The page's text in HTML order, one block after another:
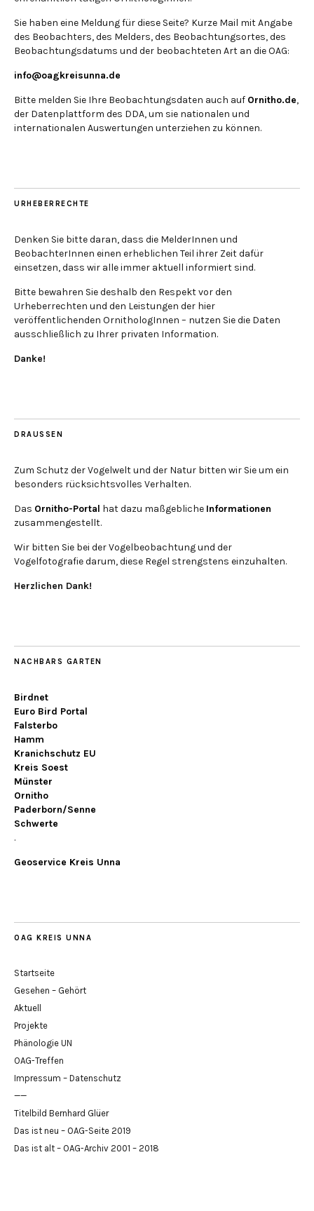
Sie haben eine Meldung für diese Seite? Kurze Mail mit Angabe
des Beobachters, des Melders, des Beobachtungsortes, des
Beobachtungsdatums und der beobachteten Art an die OAG:
info@oagkreisunna.de
Bitte melden Sie Ihre Beobachtungsdaten auch auf Ornitho.de,
der Datenplattform des DDA, um sie nationalen und
internationalen Auswertungen unterziehen zu können.
URHEBERRECHTE
Denken Sie bitte daran, dass die MelderInnen und
BeobachterInnen einen erheblichen Teil ihrer Zeit dafür
einsetzen, dass wir alle immer aktuell informiert sind.
Bitte bewahren Sie deshalb den Respekt vor den
Urheberrechten und den Leistungen der hier
veröffentlichenden OrnithologInnen – nutzen Sie die Daten
ausschließlich zu Ihrer privaten Information.
Danke!
DRAUSSEN
Zum Schutz der Vogelwelt und der Natur bitten wir Sie um ein
besonders rücksichtsvolles Verhalten.
Das Ornitho-Portal hat dazu maßgebliche Informationen
zusammengestellt.
Wir bitten Sie bei der Vogelbeobachtung und der
Vogelfotografie darum, diese Regel strengstens einzuhalten.
Herzlichen Dank!
NACHBARS GARTEN
Birdnet
Euro Bird Portal
Falsterbo
Hamm
Kranichschutz EU
Kreis Soest
Münster
Ornitho
Paderborn/Senne
Schwerte
.
Geoservice Kreis Unna
OAG KREIS UNNA
Startseite
Gesehen – Gehört
Aktuell
Projekte
Phänologie UN
OAG-Treffen
Impressum – Datenschutz
——
Titelbild Bernhard Glüer
Das ist neu – OAG-Seite 2019
Das ist alt – OAG-Archiv 2001 – 2018